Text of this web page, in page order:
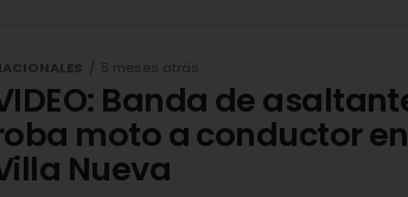
5 meses atrás
Banda de
moto a conductor en
Nueva